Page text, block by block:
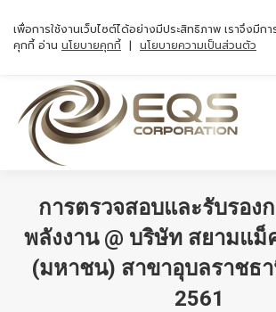
การตรวจสอบและรับรอง
พลังงาน @ บริษัท สยามแม็
(มหาชน) สาขาอุบลราชธา
2561
เพื่อการใช้งานเว็บไซต์ได้อย่างมีประสิทธิภาพ เราจึงมีกา
คุกกี้ อ่าน นโยบายคุกกี้ | นโยบายความเป็นส่วนตัว